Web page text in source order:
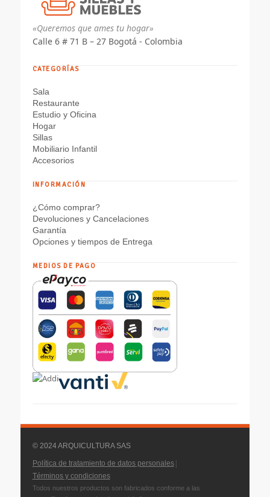
«Queremos que ames tu hogar»
Calle 6 # 71 B – 27 Bogotá - Colombia
CATEGORÍAS
Sala
Restaurante
Estudio y Oficina
Hogar
Sillas
Mobiliario Infantil
Accesorios
INFORMACIÓN
¿Cómo comprar?
Devoluciones y Cancelaciones
Garantía
Opciones y tiempos de Entrega
MEDIOS DE PAGO
© 2024 ARQUICULTURA SAS
Política de tratamiento de datos personales|
Términos y condiciones
Todos nuestros productos son fabricados conforme a las